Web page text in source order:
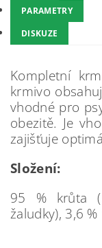
PARAMETRY
DISKUZE
Kompletní
krmivo
vhodné pro
obezitě. Je
zajišťuje
Složení:
95 % krůta
žaludky), 3,6